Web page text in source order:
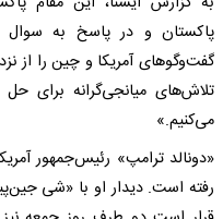
پاکستان و در پاسخ به سوال
گفت‌وگوهای آمریکا و چین را از
تلاش‌های میانجی‌گرانه برای
می‌کنیم.»
رفته است. دیدار او با «شی